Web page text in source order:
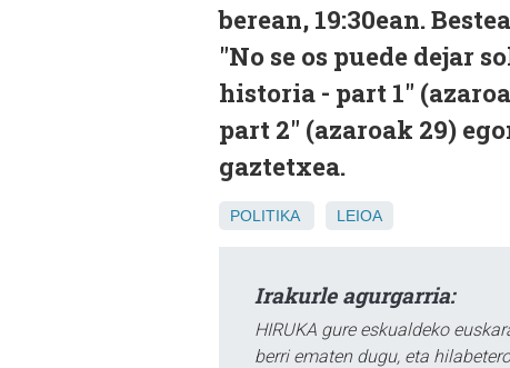
berean, 19:30ean.
"No se os puede dejar
historia - part 1"
part 2" (azaroak 29)
gaztetxea.
POLITIKA LEIOA
Irakurle agurgarria:
HIRUKA gure eskualdeko
berri ematen dugu, eta